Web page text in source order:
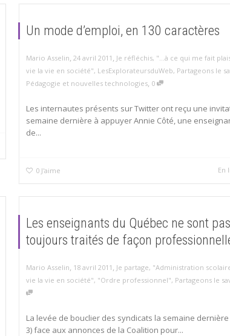
Un mode d’emploi, en 130 caractères
Mario Asselin, 24 avril 2011 , Je réfléchis, "...à ce qui me fait
vie la vie en société", LesExplorateursduWeb, Partageons le
Pédagogie et nouvelles technologies, 0
Les internautes présents sur Twitter ont reçu une
semaine dernière à appuyer Annie Côté, une
de...
0 J'aime En
Les enseignants du Québec ne sont pas
toujours traités de façon
Mario Asselin, 18 avril 2011 , Je partage, "Administration
vie la vie en société", "Ordre professionnel", Partageons le
La levée de bouclier des syndicats la semaine dernière
3) face aux annonces de la Coalition pour...